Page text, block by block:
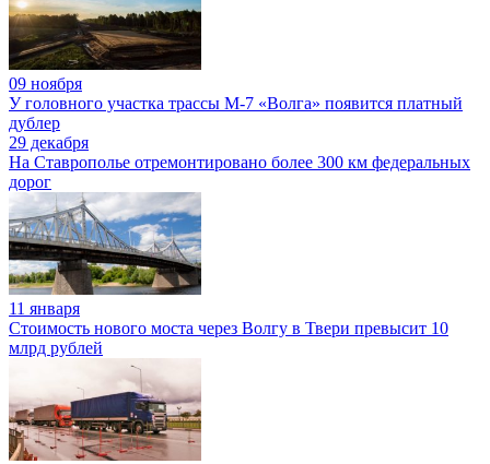
09 ноября
У головного участка трассы М-7 «Волга» появится платный
дублер
29 декабря
На Ставрополье отремонтировано более 300 км федеральных
дорог
11 января
Стоимость нового моста через Волгу в Твери превысит 10
млрд рублей